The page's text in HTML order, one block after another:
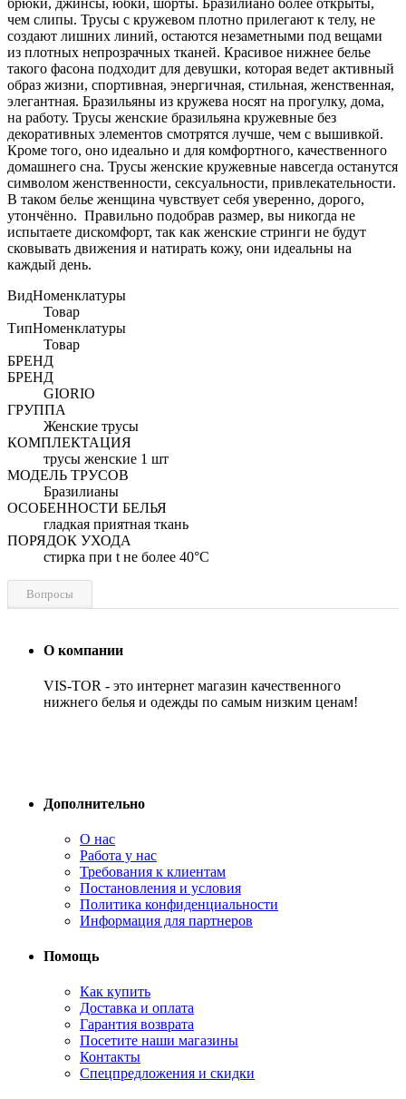
чем слипы. Трусы с кружевом плотно прилегают к телу, не
создают лишних линий, остаются незаметными под вещами
из плотных непрозрачных тканей. Красивое нижнее белье
такого фасона подходит для девушки, которая ведет активный
образ жизни, спортивная, энергичная, стильная, женственная,
элегантная. Бразильяны из кружева носят на прогулку, дома,
на работу. Трусы женские бразильяна кружевные без
декоративных элементов смотрятся лучше, чем с вышивкой.
Кроме того, оно идеально и для комфортного, качественного
домашнего сна. Трусы женские кружевные навсегда останутся
символом женственности, сексуальности, привлекательности.
В таком белье женщина чувствует себя уверенно, дорого,
утончённо. Правильно подобрав размер, вы никогда не
испытаете дискомфорт, так как женские стринги не будут
сковывать движения и натирать кожу, они идеальны на
каждый день.
ВидНоменклатуры
Товар
ТипНоменклатуры
Товар
БРЕНД
БРЕНД
GIORIO
ГРУППА
Женские трусы
КОМПЛЕКТАЦИЯ
трусы женские 1 шт
МОДЕЛЬ ТРУСОВ
Бразилианы
ОСОБЕННОСТИ БЕЛЬЯ
гладкая приятная ткань
ПОРЯДОК УХОДА
стирка при t не более 40°C
Вопросы
О компании
VIS-TOR - это интернет магазин качественного
нижнего белья и одежды по самым низким ценам!
Дополнительно
О нас
Работа у нас
Требования к клиентам
Постановления и условия
Политика конфиденциальности
Информация для партнеров
Помощь
Как купить
Доставка и оплата
Гарантия возврата
Посетите наши магазины
Контакты
Спецпредложения и скидки